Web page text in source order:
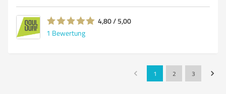
4,80 / 5,00
1 Bewertung
1 2 3